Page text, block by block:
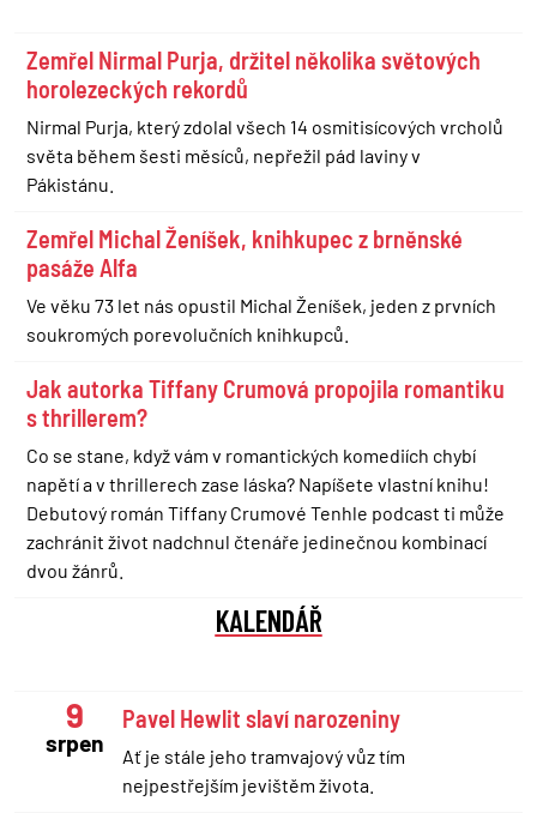
Zemřel Nirmal Purja, držitel několika světových
horolezeckých rekordů
Nirmal Purja, který zdolal všech 14 osmitisícových vrcholů
světa během šesti měsíců, nepřežil pád laviny v
Pákistánu.
Zemřel Michal Ženíšek, knihkupec z brněnské
pasáže Alfa
Ve věku 73 let nás opustil Michal Ženíšek, jeden z prvních
soukromých porevolučních knihkupců.
Jak autorka Tiffany Crumová propojila romantiku
s thrillerem?
Co se stane, když vám v romantických komediích chybí
napětí a v thrillerech zase láska? Napíšete vlastní knihu!
Debutový román Tiffany Crumové Tenhle podcast ti může
zachránit život nadchnul čtenáře jedinečnou kombinací
dvou žánrů.
KALENDÁŘ
9
srpen
Pavel Hewlit slaví narozeniny
Ať je stále jeho tramvajový vůz tím
nejpestřejším jevištěm života.